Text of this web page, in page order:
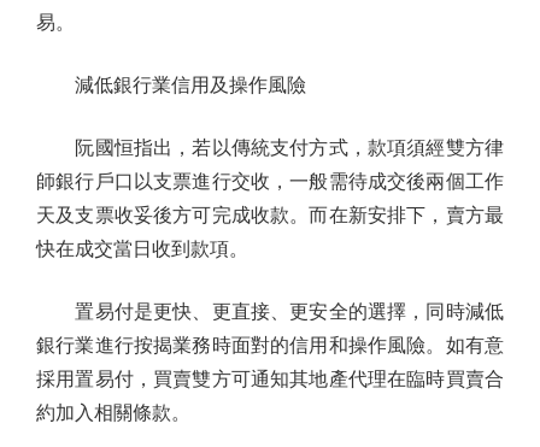
易。
減低銀行業信用及操作風險
阮國恒指出，若以傳統支付方式，款項須經雙方律
師銀行戶口以支票進行交收，一般需待成交後兩個工作
天及支票收妥後方可完成收款。而在新安排下，賣方最
快在成交當日收到款項。
置易付是更快、更直接、更安全的選擇，同時減低
銀行業進行按揭業務時面對的信用和操作風險。如有意
採用置易付，買賣雙方可通知其地產代理在臨時買賣合
約加入相關條款。